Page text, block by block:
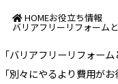
HOMEお役立ち情報
バリアフリーリフォーム
「バリアフリーリフォー
「別々にやるより費用が